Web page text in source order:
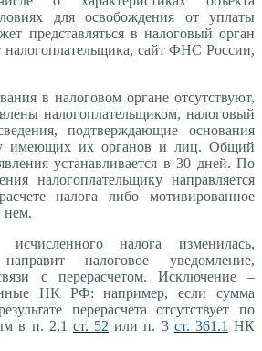
для освобождения от уплаты
представляться в налоговый орган
налогоплательщика, сайт ФНС России,
в налоговом органе отсутствуют,
налогоплательщиком, налоговый
подтверждающие основания
у имеющих их органов и лиц. Общий
устанавливается в 30 дней. По
налогоплательщику направляется
налога либо мотивированное
нем.
налога изменилась,
налоговое уведомление,
с перерасчетом. Исключение –
НК РФ: например, если сумма
перерасчета отсутствует по
в п. 2.1 ст. 52 или п. 3 ст. 361.1 НК